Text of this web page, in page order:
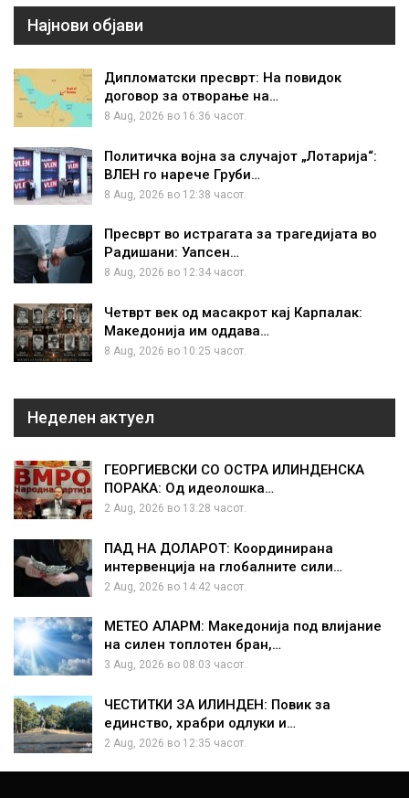
Најнови објави
Дипломатски пресврт: На повидок
договор за отворање на…
8 Aug, 2026 во 16:36 часот.
Политичка војна за случајот „Лотарија“:
ВЛЕН го нарече Груби…
8 Aug, 2026 во 12:38 часот.
Пресврт во истрагата за трагедијата во
Радишани: Уапсен…
8 Aug, 2026 во 12:34 часот.
Четврт век од масакрот кај Карпалак:
Македонија им оддава…
8 Aug, 2026 во 10:25 часот.
Неделен актуел
ГЕОРГИЕВСКИ СО ОСТРА ИЛИНДЕНСКА
ПОРАКА: Од идеолошка…
2 Aug, 2026 во 13:28 часот.
ПАД НА ДОЛАРОТ: Координирана
интервенција на глобалните сили…
2 Aug, 2026 во 14:42 часот.
МЕТЕО АЛАРМ: Македонија под влијание
на силен топлотен бран,…
3 Aug, 2026 во 08:03 часот.
ЧЕСТИТКИ ЗА ИЛИНДЕН: Повик за
единство, храбри одлуки и…
2 Aug, 2026 во 12:35 часот.